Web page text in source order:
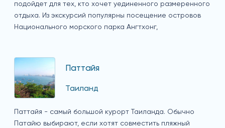
подойдет для тех, кто хочет уединенного размеренного
отдыха. Из экскурсий популярны посещение островов
Национального морского парка Ангтхонг,
Паттайя
Таиланд
Паттайя - самый большой курорт Таиланда. Обычно
Патайю выбирают, если хотят совместить пляжный